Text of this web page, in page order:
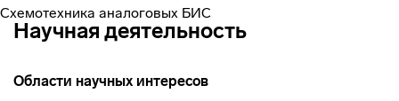
Схемотехника аналоговых БИС
Научная деятельность
Области научных интересов